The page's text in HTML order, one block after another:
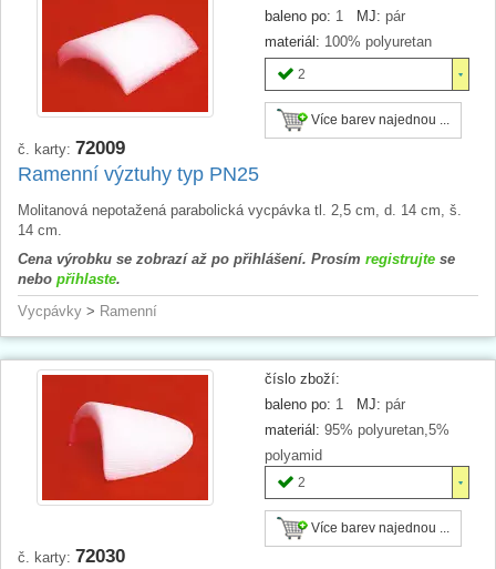
baleno po: 1 MJ: pár
materiál: 100% polyuretan
2
Více barev najednou ...
č. karty: 72009
Ramenní výztuhy typ PN25
Molitanová nepotažená parabolická vycpávka tl. 2,5 cm, d. 14 cm, š.
14 cm.
Cena výrobku se zobrazí až po přihlášení. Prosím registrujte se
nebo přihlaste.
Vycpávky > Ramenní
číslo zboží:
baleno po: 1 MJ: pár
materiál: 95% polyuretan,5%
polyamid
2
Více barev najednou ...
č. karty: 72030